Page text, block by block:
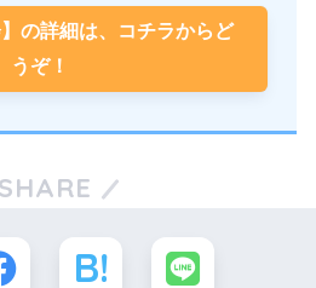
】の詳細は、コチラからど
うぞ！
SHARE